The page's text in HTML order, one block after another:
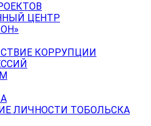
ЦЕНТР
КОРРУПЦИИ
ЛИЧНОСТИ ТОБОЛЬСКА